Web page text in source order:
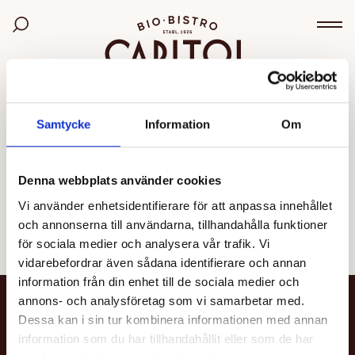
Samtycke Information Om
Denna webbplats använder cookies
Vi använder enhetsidentifierare för att anpassa innehållet
och annonserna till användarna, tillhandahålla funktioner
för sociala medier och analysera vår trafik. Vi
vidarebefordrar även sådana identifierare och annan
information från din enhet till de sociala medier och
annons- och analysföretag som vi samarbetar med.
Dessa kan i sin tur kombinera informationen med annan
information som du har tillhandahållit eller som de har
Bio Capitol
Sök bland filmer
OGILTIG VISNING
längre att boka.
Se alla filmer
NYHETSBREV